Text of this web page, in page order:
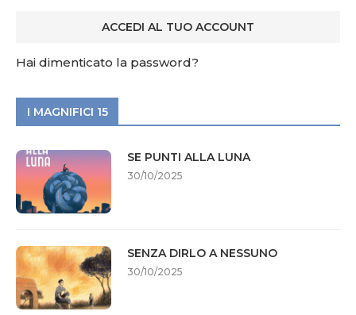
Hai dimenticato la password?
I MAGNIFICI 15
SE PUNTI ALLA LUNA
30/10/2025
SENZA DIRLO A NESSUNO
30/10/2025